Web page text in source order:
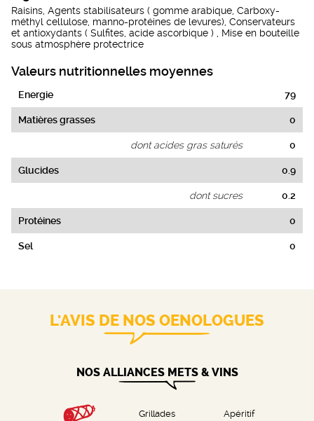
Raisins, Agents stabilisateurs ( gomme arabique, Carboxy-
méthyl cellulose, manno-protéines de levures), Conservateurs
et antioxydants ( Sulfites, acide ascorbique ) , Mise en bouteille
sous atmosphère protectrice
Valeurs nutritionnelles moyennes
Energie 79
Matières grasses 0
dont acides gras saturés 0
Glucides 0.9
dont sucres 0.2
Protéines 0
Sel 0
L'AVIS DE NOS OENOLOGUES
NOS ALLIANCES METS & VINS
Grillades Apéritif